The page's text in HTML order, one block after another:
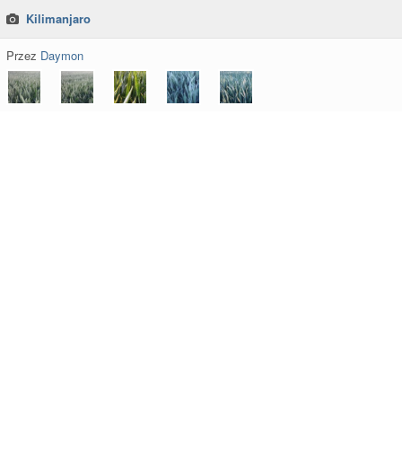
Kilimanjaro
Przez Daymon